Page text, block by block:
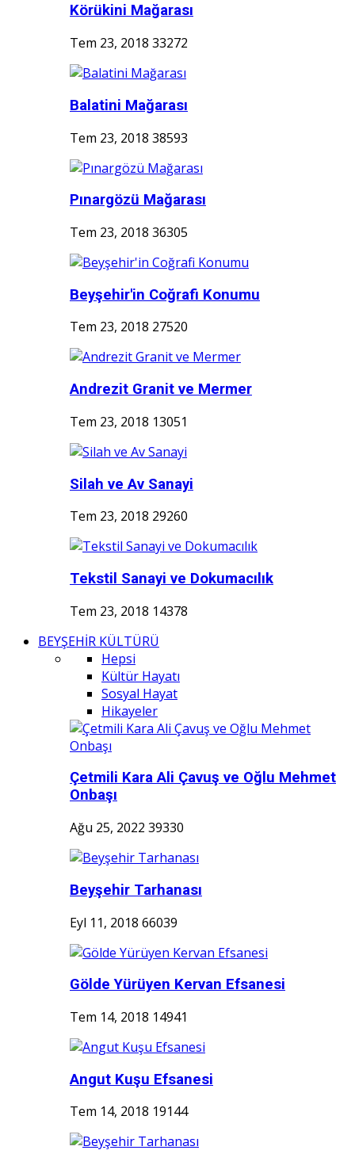
Körükini Mağarası
Tem 23, 2018 33272
Balatini Mağarası
Tem 23, 2018 38593
Pınargözü Mağarası
Tem 23, 2018 36305
Beyşehir'in Coğrafi Konumu
Tem 23, 2018 27520
Andrezit Granit ve Mermer
Tem 23, 2018 13051
Silah ve Av Sanayi
Tem 23, 2018 29260
Tekstil Sanayi ve Dokumacılık
Tem 23, 2018 14378
BEYŞEHİR KÜLTÜRÜ
Hepsi
Kültür Hayatı
Sosyal Hayat
Hikayeler
Çetmili Kara Ali Çavuş ve Oğlu Mehmet
Onbaşı
Ağu 25, 2022 39330
Beyşehir Tarhanası
Eyl 11, 2018 66039
Gölde Yürüyen Kervan Efsanesi
Tem 14, 2018 14941
Angut Kuşu Efsanesi
Tem 14, 2018 19144